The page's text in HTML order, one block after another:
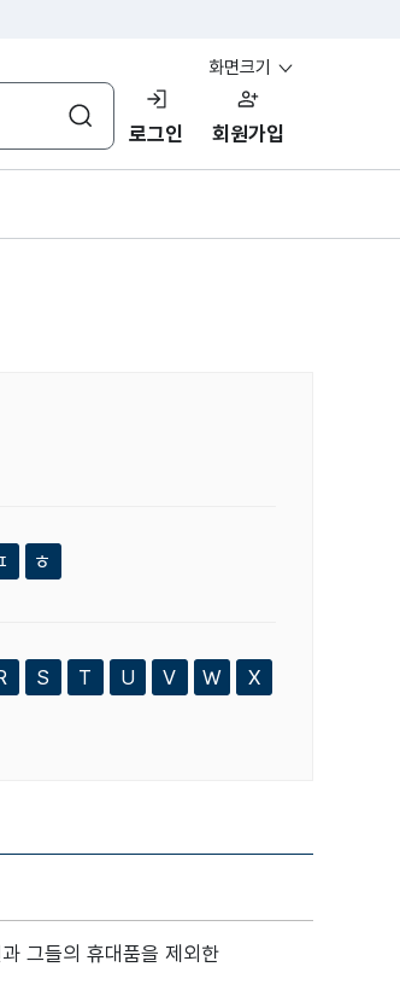
화면크기
검색 로그인 회원가입
ㅎ
S T U V W
X
그들의 휴대품을 제외한